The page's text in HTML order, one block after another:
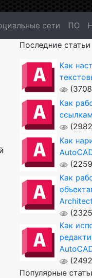
сети ПО
Последние статьи
Как
Как
Как
Как
Как
Популярные